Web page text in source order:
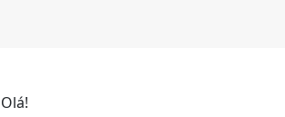
Olá!